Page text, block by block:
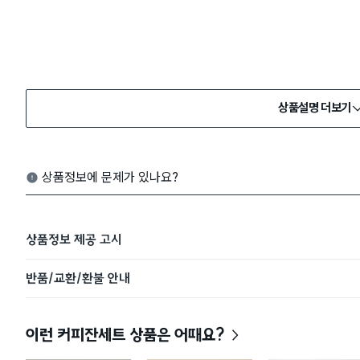
상품설명 더보기
상품정보에 문제가 있나요?
상품정보 제공 고시
반품/교환/환불 안내
이런 커피잔세트 상품은 어때요?